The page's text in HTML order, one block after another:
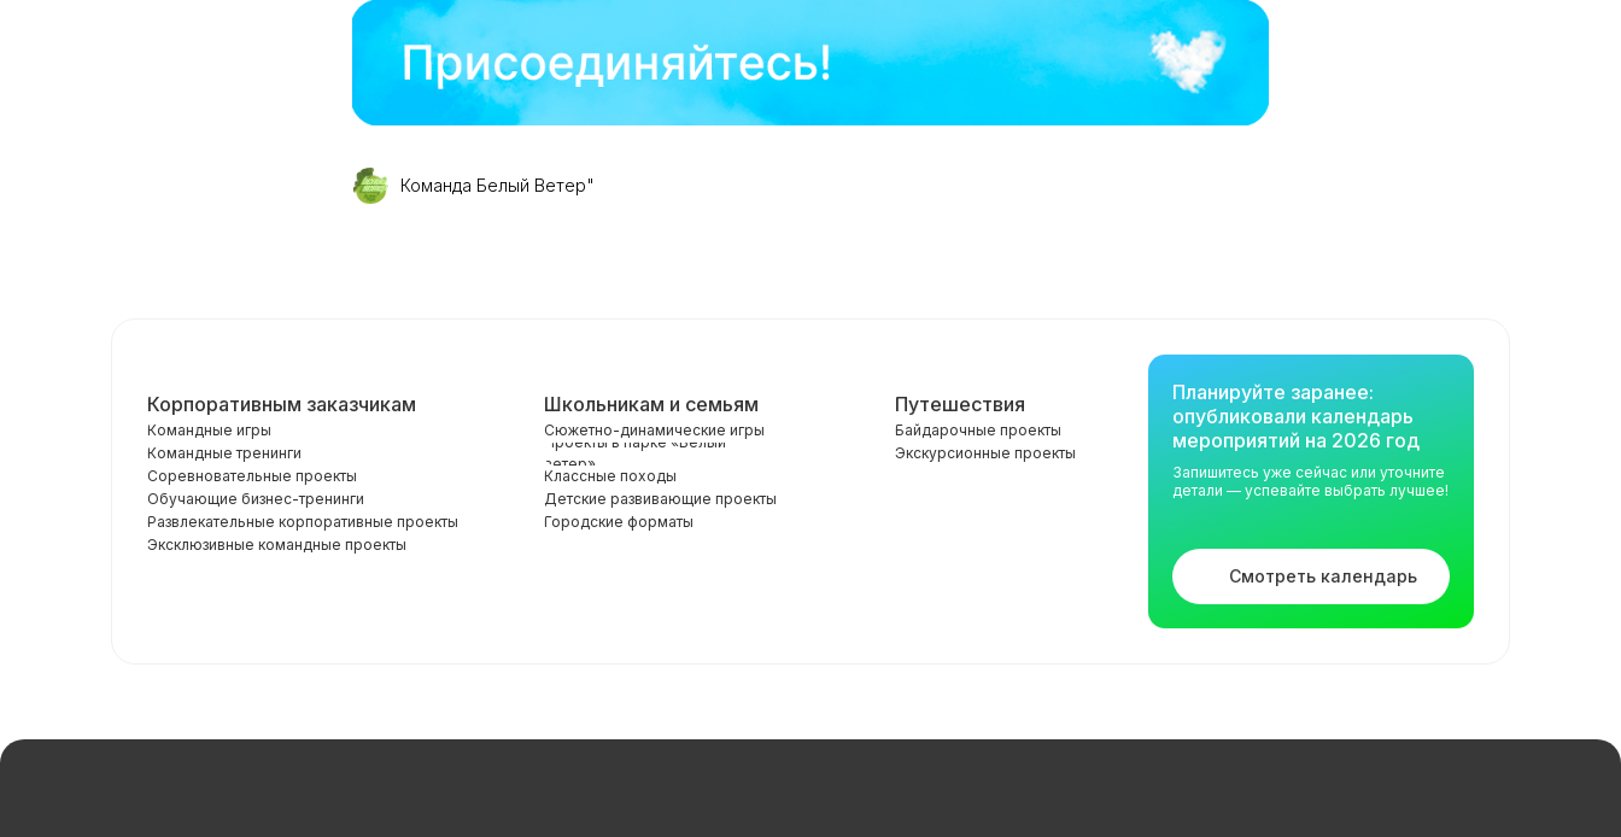
Команда Белый Ветер"
Корпоративным заказчикам
Командные игры
Командные тренинги
Соревновательные проекты
Обучающие бизнес-тренинги
Развлекательные корпоративные проекты
Эксклюзивные командные проекты
Школьникам и семьям
Сюжетно-динамические игры
Проекты в парке «Белый
ветер»
Классные походы
Детские развивающие проекты
Городские форматы
Путешествия
Байдарочные проекты
Экскурсионные проекты
Планируйте заранее:
опубликовали календарь
мероприятий на 2026 год
Запишитесь уже сейчас или уточните
детали — успевайте выбрать лучшее!
Смотреть календарь